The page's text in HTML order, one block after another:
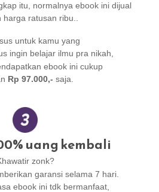
itu, normalnya ebook ini dijual
harga ratusan ribu..
untuk kamu yang
ingin belajar ilmu pra nikah,
ebook ini cukup
Rp 97.000,- saja.
uang kembali
zonk?
garansi selama 7 hari.
ebook ini tdk bermanfaat,